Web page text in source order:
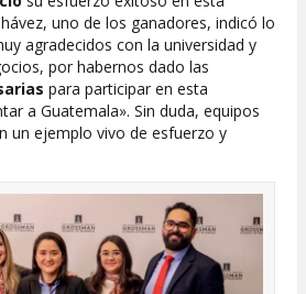
uno de los ganadores, indicó lo
agradecidos con la universidad y
por habernos dado las
para participar en esta
a Guatemala». Sin duda, equipos
un ejemplo vivo de esfuerzo y